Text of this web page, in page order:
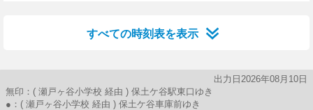
すべての時刻表を表示
出力日2026年08月10日
無印：( 瀬戸ヶ谷小学校 経由 ) 保土ケ谷駅東口ゆき
●：( 瀬戸ヶ谷小学校 経由 ) 保土ケ谷車庫前ゆき